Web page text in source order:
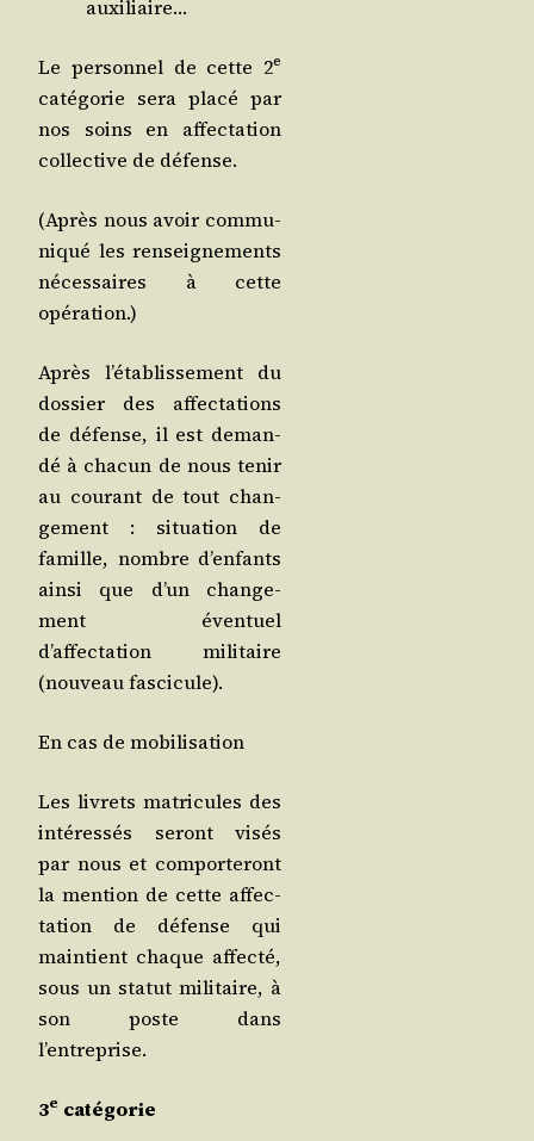
auxiliaire…
Le per­son­nel de cette 2e
caté­go­rie sera pla­cé par
nos soins en affec­ta­tion
col­lec­tive de défense.
(Après nous avoir com­mu­
ni­qué les ren­sei­gne­ments
néces­saires à cette
opération.)
Après l’établissement du
dos­sier des affec­ta­tions
de défense, il est deman­
dé à cha­cun de nous tenir
au cou­rant de tout chan­
ge­ment : situa­tion de
famille, nombre d’enfants
ain­si que d’un chan­ge­
ment éven­tuel
d’affectation mili­taire
(nou­veau fascicule).
En cas de mobilisation
Les livrets matri­cules des
inté­res­sés seront visés
par nous et com­por­te­ront
la men­tion de cette affec­
ta­tion de défense qui
main­tient chaque affec­té,
sous un sta­tut mili­taire, à
son poste dans
l’entreprise.
3e catégorie